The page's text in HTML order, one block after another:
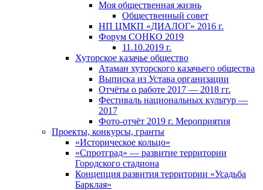
Моя общественная жизнь
Общественный cовет
НП ЦМКП «ДИАЛОГ» 2016 г.
Форум СОНКО 2019
11.10.2019 г.
Хуторское казачье общество
Атаман хуторского казачьего общества
Выписка из Устава организации
Отчёты о работе 2017 — 2018 гг.
Фестиваль национальных культур —
2017
Фото-отчёт 2019 г. Мероприятия
Проекты, конкурсы, гранты
«Историческое кольцо»
«Спротград» — развитие территории
Городского стадиона
Концепция развития территории «Усадьба
Барклая»